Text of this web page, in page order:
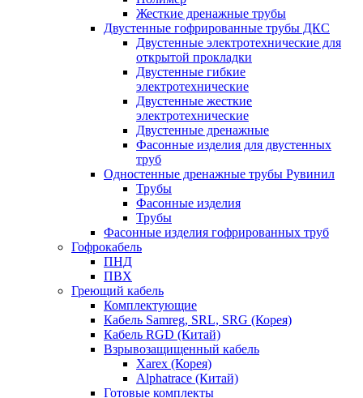
Жесткие дренажные трубы
Двустенные гофрированные трубы ДКС
Двустенные электротехнические для
открытой прокладки
Двустенные гибкие
электротехнические
Двустенные жесткие
электротехнические
Двустенные дренажные
Фасонные изделия для двустенных
труб
Одностенные дренажные трубы Рувинил
Трубы
Фасонные изделия
Трубы
Фасонные изделия гофрированных труб
Гофрокабель
ПНД
ПВХ
Греющий кабель
Комплектующие
Кабель Samreg, SRL, SRG (Корея)
Кабель RGD (Китай)
Взрывозащищенный кабель
Xarex (Корея)
Alphatrace (Китай)
Готовые комплекты